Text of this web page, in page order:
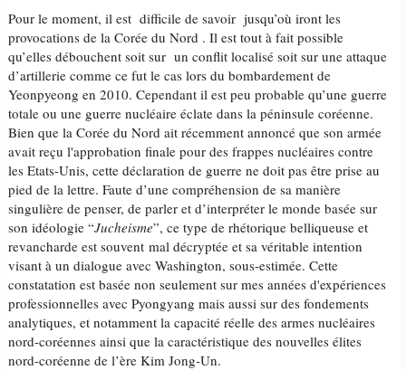
Pour le moment, il est difficile de savoir jusqu’où iront les
provocations de la Corée du Nord . Il est tout à fait possible
qu’elles débouchent soit sur un conflit localisé soit sur une attaque
d’artillerie comme ce fut le cas lors du bombardement de
Yeonpyeong en 2010. Cependant il est peu probable qu’une guerre
totale ou une guerre nucléaire éclate dans la péninsule coréenne.
Bien que la Corée du Nord ait récemment annoncé que son armée
avait reçu l'approbation finale pour des frappes nucléaires contre
les Etats-Unis, cette déclaration de guerre ne doit pas être prise au
pied de la lettre. Faute d’une compréhension de sa manière
singulière de penser, de parler et d’interpréter le monde basée sur
son idéologie “Jucheisme”, ce type de rhétorique belliqueuse et
revancharde est souvent mal décryptée et sa véritable intention
visant à un dialogue avec Washington, sous-estimée. Cette
constatation est basée non seulement sur mes années d'expériences
professionnelles avec Pyongyang mais aussi sur des fondements
analytiques, et notamment la capacité réelle des armes nucléaires
nord-coréennes ainsi que la caractéristique des nouvelles élites
nord-coréenne de l’ère Kim Jong-Un.